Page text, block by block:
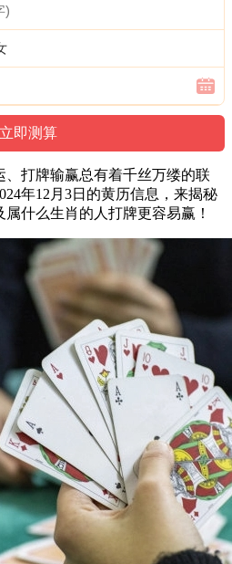
打牌输赢总有着千丝万缕的联
年12月3日的黄历信息，来揭秘
属什么生肖的人打牌更容易赢！